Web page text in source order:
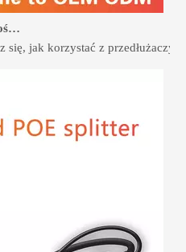
Jak rozszerzyć PoE na odległość ponad 100 metrów bez konieczności zmiany okablowania
jak korzystać z przedłużaczy